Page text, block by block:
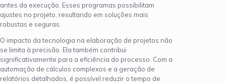
antes da execução. Esses programas possibilitam
ajustes no projeto, resultando em soluções mais
robustas e seguras.
O impacto da tecnologia na elaboração de projetos não
se limita à precisão. Ela também contribui
significativamente para a eficiência do processo. Com a
automação de cálculos complexos e a geração de
relatórios detalhados, é possível reduzir o tempo de